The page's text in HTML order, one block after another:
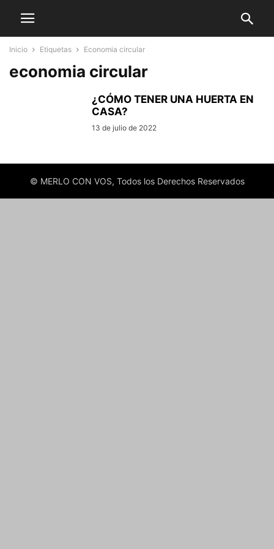
Inicio Etiquetas Economia circular
economia circular
¿CÓMO TENER UNA HUERTA EN
CASA?
13 de julio de 2022
© MERLO CON VOS, Todos los Derechos Reservados